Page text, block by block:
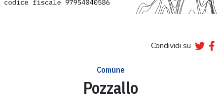
Condividi su
Comune
Pozzallo